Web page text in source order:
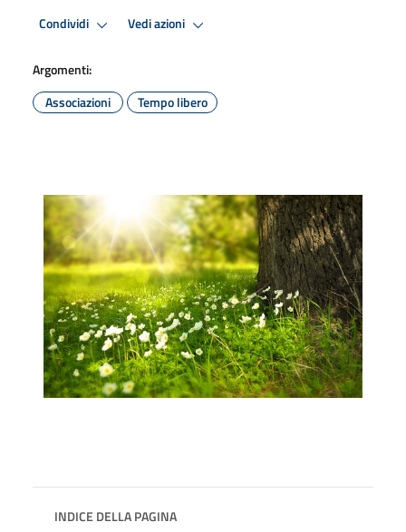
Condividi Vedi azioni
Argomenti:
Associazioni
Tempo libero
INDICE DELLA PAGINA